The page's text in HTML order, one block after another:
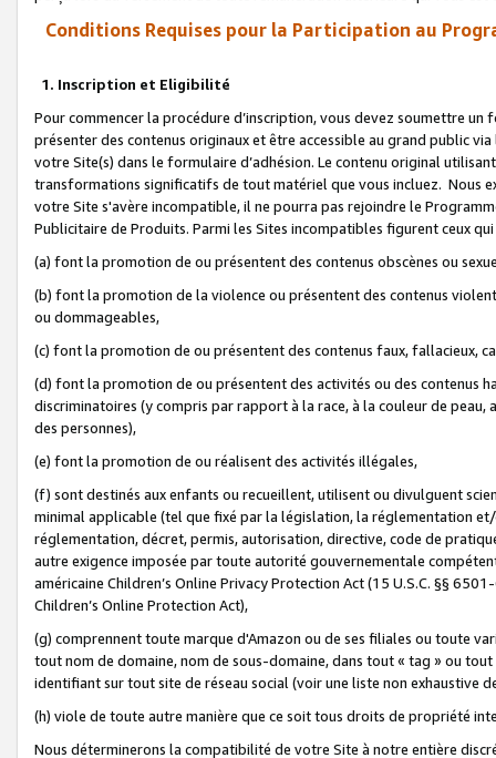
Conditions Requises pour la Participation au
1. Inscription et Eligibilité
Pour commencer la procédure d’inscription, vous devez soumettre
présenter des contenus originaux et être accessible au grand public
votre Site(s) dans le formulaire d’adhésion. Le contenu original
transformations significatifs de tout matériel que vous incluez. Nous
votre Site s'avère incompatible, il ne pourra pas rejoindre le
Publicitaire de Produits. Parmi les Sites incompatibles figurent ceux
(a) font la promotion de ou présentent des contenus obscènes ou
(b) font la promotion de la violence ou présentent des contenus
ou dommageables,
(c) font la promotion de ou présentent des contenus faux, fallacieux,
(d) font la promotion de ou présentent des activités ou des contenus
discriminatoires (y compris par rapport à la race, à la couleur de
des personnes),
(e) font la promotion de ou réalisent des activités illégales,
(f) sont destinés aux enfants ou recueillent, utilisent ou divulguent
minimal applicable (tel que fixé par la législation, la réglementation
réglementation, décret, permis, autorisation, directive, code de
autre exigence imposée par toute autorité gouvernementale
américaine Children’s Online Privacy Protection Act (15 U.S.C. §§
Children’s Online Protection Act),
(g) comprennent toute marque d'Amazon ou de ses filiales ou toute
tout nom de domaine, nom de sous-domaine, dans tout « tag » ou
identifiant sur tout site de réseau social (voir une liste non exhaustive
(h) viole de toute autre manière que ce soit tous droits de propriété
Nous déterminerons la compatibilité de votre Site à notre entière